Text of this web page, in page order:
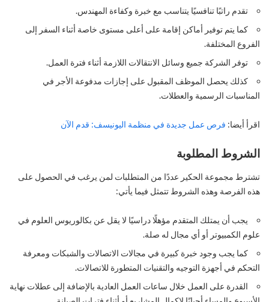
تقدم راتبًا تنافسيًا يتناسب مع خبرة وكفاءة المهندس.
كما يتم توفير أماكن إقامة على أعلى مستوى خاصة أثناء السفر إلى
الفروع المختلفة.
توفر الشركة جميع وسائل الانتقالات اللازمة أثناء فترة العمل.
كذلك يحصل الموظف المقبول على إجازات مدفوعة الأجر في
المناسبات الرسمية والعطلات.
اقرأ أيضا: فرص عمل جديدة في منظمة اليونيسف: قدم الآن
الشروط المطلوبة
تشترط مجموعة الحكير عددًا من المتطلبات لمن يرغب في الحصول على
هذه الفرصة وهذه الشروط تتمثل فيما يأتي:
يجب أن يمتلك المتقدم مؤهلًا دراسيًا لا يقل عن بكالوريوس العلوم في
علوم الكمبيوتر أو أي مجال له صلة.
كما يجب وجود خبرة كبيرة في مجالات الاتصالات والشبكات ومعرفة
التحكم في أجهزة التوجيه والتقنيات المتطورة للاتصالات.
القدرة على العمل خلال ساعات العمل العادية بالإضافة إلى عطلات نهاية